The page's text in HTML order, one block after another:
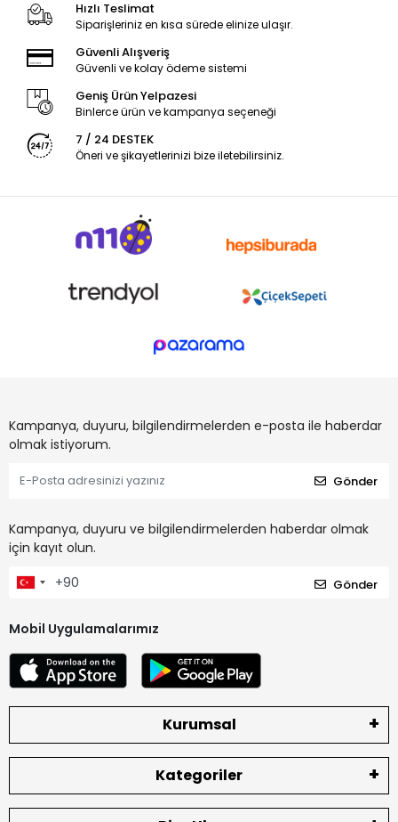
Hızlı Teslimat
Siparişleriniz en kısa sürede elinize ulaşır.
Güvenli Alışveriş
Güvenli ve kolay ödeme sistemi
Geniş Ürün Yelpazesi
Binlerce ürün ve kampanya seçeneği
7 / 24 DESTEK
Öneri ve şikayetlerinizi bize iletebilirsiniz.
Kampanya, duyuru, bilgilendirmelerden e-posta ile haberdar
olmak istiyorum.
Gönder
Kampanya, duyuru ve bilgilendirmelerden haberdar olmak
için kayıt olun.
Gönder
Mobil Uygulamalarımız
Kurumsal
Kategoriler